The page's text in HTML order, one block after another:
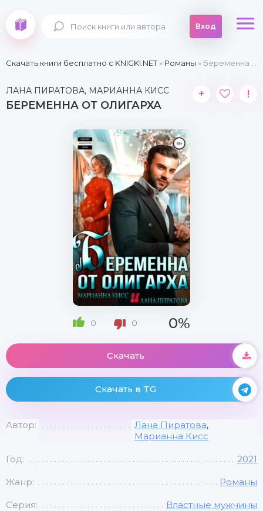
Вход
Скачать книги бесплатно c KNIGKI.NET» Романы » Беременна от олигарха
ЛАНА ПИРАТОВА, МАРИАННА КИСС
БЕРЕМЕННА ОТ ОЛИГАРХА
+ !
0 0 0%
Скачать
Скачать в TG
Автор: Лана Пиратова,
Марианна Кисс
Год: 2021
Жанр: Романы
Серия: Властные мужчины